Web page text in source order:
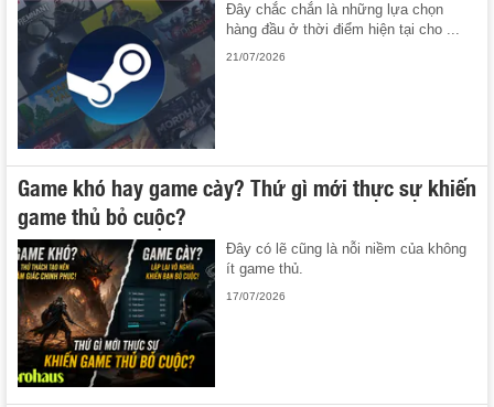
Đây chắc chắn là những lựa chọn
hàng đầu ở thời điểm hiện tại cho ...
21/07/2026
Game khó hay game cày? Thứ gì mới thực sự khiến
game thủ bỏ cuộc?
Đây có lẽ cũng là nỗi niềm của không
ít game thủ.
17/07/2026